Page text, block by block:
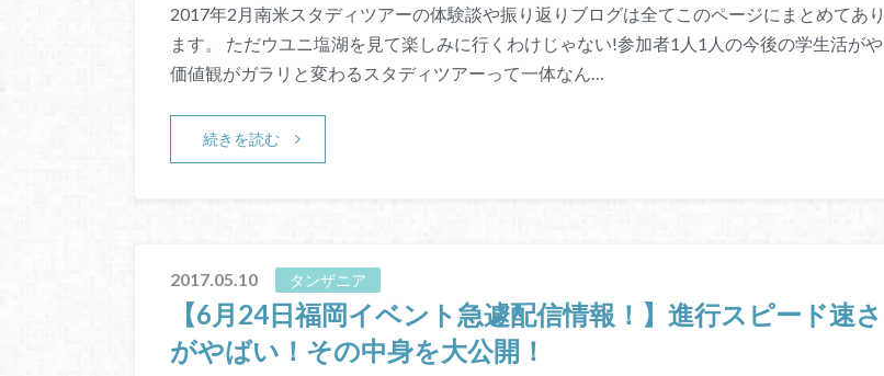
2017年2月南米スタディツアーの体験談や振り返りブログは全てこのページにまとめてあり
ます。 ただウユニ塩湖を見て楽しみに行くわけじゃない!参加者1人1人の今後の学生活がや
価値観がガラリと変わるスタディツアーって一体なん…
続きを読む
2017.05.10 タンザニア
【6月24日福岡イベント急遽配信情報！】進行スピード速さ
がやばい！その中身を大公開！